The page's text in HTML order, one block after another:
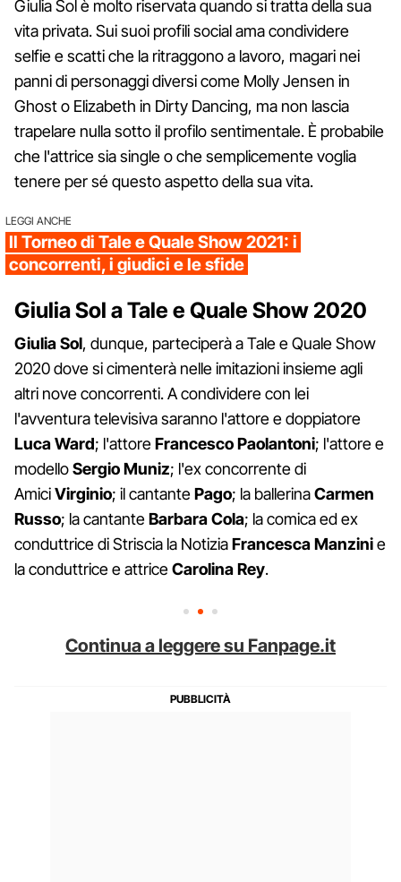
Giulia Sol è molto riservata quando si tratta della sua
vita privata. Sui suoi profili social ama condividere
selfie e scatti che la ritraggono a lavoro, magari nei
panni di personaggi diversi come Molly Jensen in
Ghost o Elizabeth in Dirty Dancing, ma non lascia
trapelare nulla sotto il profilo sentimentale. È probabile
che l'attrice sia single o che semplicemente voglia
tenere per sé questo aspetto della sua vita.
LEGGI ANCHE
Il Torneo di Tale e Quale Show 2021: i
concorrenti, i giudici e le sfide
Giulia Sol a Tale e Quale Show 2020
Giulia Sol, dunque, parteciperà a Tale e Quale Show
2020 dove si cimenterà nelle imitazioni insieme agli
altri nove concorrenti. A condividere con lei
l'avventura televisiva saranno l'attore e doppiatore
Luca Ward; l'attoreFrancesco Paolantoni; l'attore e
modelloSergio Muniz; l'ex concorrente di
AmiciVirginio; il cantantePago; la ballerinaCarmen
Russo; la cantanteBarbara Cola; la comica ed ex
conduttrice di Striscia la NotiziaFrancesca Manzinie
la conduttrice e attriceCarolina Rey.
Continua a leggere su Fanpage.it